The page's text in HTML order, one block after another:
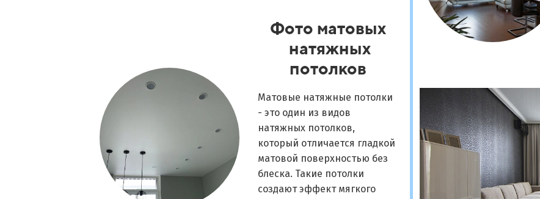
Фото матовых
натяжных
потолков
Матовые натяжные потолки
- это один из видов
натяжных потолков,
который отличается гладкой
матовой поверхностью без
блеска. Такие потолки
создают эффект мягкого